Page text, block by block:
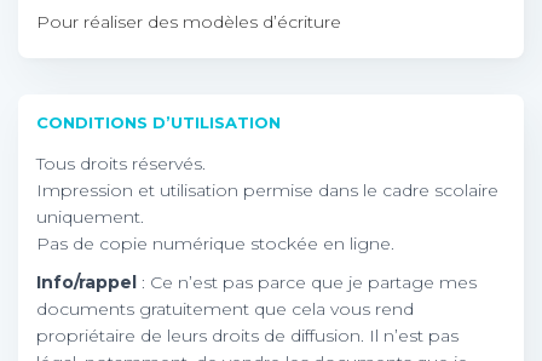
Pour réaliser des modèles d’écriture
CONDITIONS D’UTILISATION
Tous droits réservés.
Impression et utilisation permise dans le cadre scolaire
uniquement.
Pas de copie numérique stockée en ligne.
Info/rappel : Ce n’est pas parce que je partage mes
documents gratuitement que cela vous rend
propriétaire de leurs droits de diffusion. Il n’est pas